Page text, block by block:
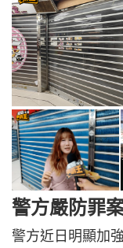
警方嚴防罪
警方近日明顯加